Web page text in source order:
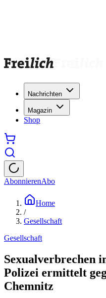
Nachrichten
Magazin
Shop
AbonnierenAbo
Home
/
Gesellschaft
Gesellschaft
Sexualverbrechen
Polizei ermittelt
Chemnitz